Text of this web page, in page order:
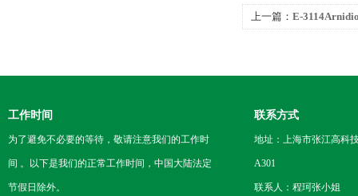
上一篇： E-
工作时间
为了避免不必要的等待，敬请注意我们的工作时
间 。以下是我们的正常工作时间，中国大陆法定
节假日除外。
联系方式
地址：上海市张江高科
A301
联系人：程珂张小姐